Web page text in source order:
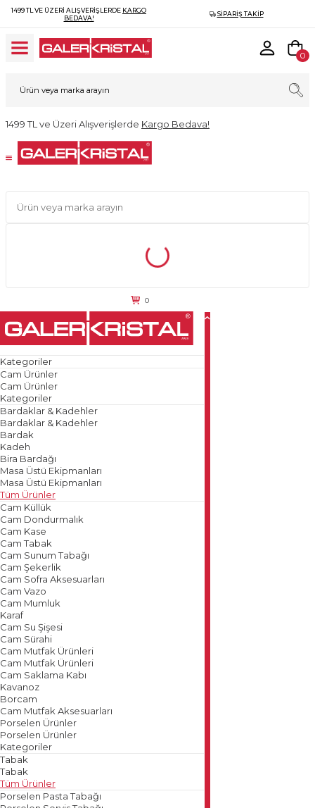
1499 TL VE ÜZERI ALIŞVERIŞLERDE KARGO
BEDAVA!
SIPARIŞ TAKIP
0
1499 TL ve Üzeri Alışverişlerde Kargo Bedava!
0
Kategoriler
Cam Ürünler
Cam Ürünler
Kategoriler
Bardaklar & Kadehler
Bardaklar & Kadehler
Bardak
Kadeh
Bira Bardağı
Masa Üstü Ekipmanları
Masa Üstü Ekipmanları
Tüm Ürünler
Cam Küllük
Cam Dondurmalık
Cam Kase
Cam Tabak
Cam Sunum Tabağı
Cam Şekerlik
Cam Sofra Aksesuarları
Cam Vazo
Cam Mumluk
Karaf
Cam Su Şişesi
Cam Sürahi
Cam Mutfak Ürünleri
Cam Mutfak Ürünleri
Cam Saklama Kabı
Kavanoz
Borcam
Cam Mutfak Aksesuarları
Porselen Ürünler
Porselen Ürünler
Kategoriler
Tabak
Tabak
Tüm Ürünler
Porselen Pasta Tabağı